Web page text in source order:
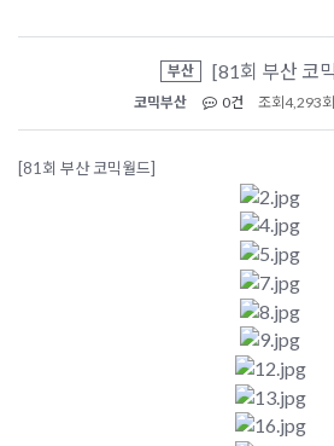
부산 [81회 부산 코
코믹부산 0건 조회 4,293회
[81회 부산 코믹월드]